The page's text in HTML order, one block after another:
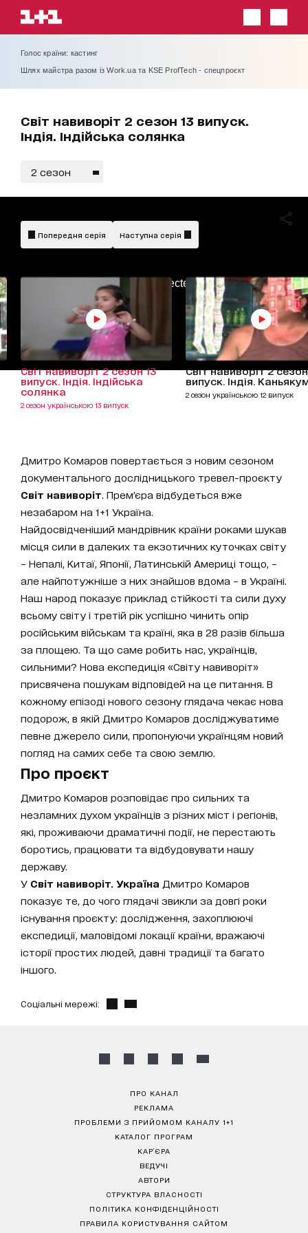
Голос країни: кастинг
Шлях майстра разом із Work.ua та KSE ProfTech - спецпроєкт
Світ навиворіт 2 сезон 13 випуск.
Індія. Індійська солянка
2 сезон
AdBlockDetected!
Попередня серія Наступна серія
Світ навиворіт 2 сезон 13
випуск. Індія. Індійська
солянка
2 сезон українською 13 випуск
Світ навиворіт 2
випуск. Індія.
2 сезон українською 12 випуск
Дмитро Комаров повертається з новим сезоном
документального дослідницького тревел-проєкту
Світ навиворіт . Прем’єра відбудеться вже
незабаром на 1+1 Україна.
Найдосвідченіший мандрівник країни роками шукав
місця сили в далеких та екзотичних куточках світу
– Непалі, Китаї, Японії, Латинській Америці тощо, –
але найпотужніше з них знайшов вдома – в Україні.
Наш народ показує приклад стійкості та сили духу
всьому світу і третій рік успішно чинить опір
російським військам та країні, яка в 28 разів більша
за площею. Та що саме робить нас, українців,
сильними? Нова експедиція «Світу навиворіт»
присвячена пошукам відповідей на це питання. В
кожному епізоді нового сезону глядача чекає нова
подорож, в якій Дмитро Комаров досліджуватиме
певне джерело сили, пропонуючи українцям новий
погляд на самих себе та свою землю.
Про проєкт
Дмитро Комаров розповідає про сильних та
незламних духом українців з різних міст і регіонів,
які, проживаючи драматичні події, не перестають
боротись, працювати та відбудовувати нашу
державу.
У Світ навиворіт. Україна Дмитро Комаров
показує те, до чого глядачі звикли за довгі роки
існування проєкту: дослідження, захоплюючі
експедиції, маловідомі локації країни, вражаючі
історії простих людей, давні традиції та багато
іншого.
Соціальні мережі:
ПРО КАНАЛ
РЕКЛАМА
ПРОБЛЕМИ З ПРИЙОМОМ КАНАЛУ 1+1
КАТАЛОГ ПРОГРАМ
КАР’ЄРА
ВЕДУЧІ
АВТОРИ
СТРУКТУРА ВЛАСНОСТІ
ПОЛІТИКА КОНФІДЕНЦІЙНОСТІ
ПРАВИЛА КОРИСТУВАННЯ САЙТОМ